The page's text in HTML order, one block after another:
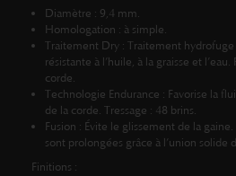
Diamètre : 9,4 mm.
Homologation : à simple.
Traitement Dry : Traitement
résistante à l’huile, à la graisse et
corde.
Technologie Endurance : Favorise la
de la corde. Tressage : 48 brins.
Fusion : Évite le glissement de la
sont prolongées grâce à l’union solide
Finitions :